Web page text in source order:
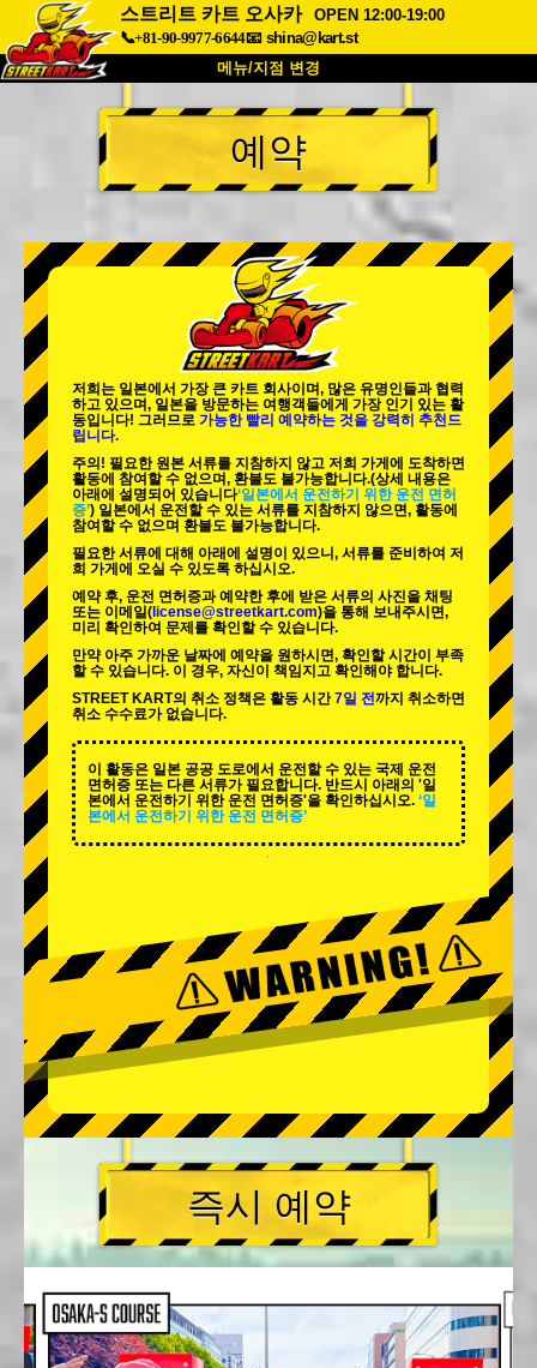
스트리트 카트 오사카
OPEN 12:00-19:00
📞+81-90-9977-6644📧 shina@kart.st
메뉴/지점 변경
최상단
소개 사양 가격
회사 정보 예약
지점 변경
도쿄 시나가와 #1 도쿄 아키하바라#1
도쿄 아키하바라#2
도쿄 시부야 애넥스 도쿄 베이
도쿄 아사쿠사
오키나와
예약
저희는 일본에서 가장 큰 카트 회사이며, 많은 유명인들과 협력
하고 있으며, 일본을 방문하는 여행객들에게 가장 인기 있는 활
동입니다! 그러므로 가능한 빨리 예약하는 것을 강력히 추천드
립니다.
주의! 필요한 원본 서류를 지참하지 않고 저희 가게에 도착하면
활동에 참여할 수 없으며, 환불도 불가능합니다.(상세 내용은
아래에 설명되어 있습니다‘일본에서 운전하기 위한 운전 면허
증’) 일본에서 운전할 수 있는 서류를 지참하지 않으면, 활동에
참여할 수 없으며 환불도 불가능합니다.
필요한 서류에 대해 아래에 설명이 있으니, 서류를 준비하여 저
희 가게에 오실 수 있도록 하십시오.
예약 후, 운전 면허증과 예약한 후에 받은 서류의 사진을 채팅
또는 이메일( license@streetkart.com)을 통해 보내주시면,
미리 확인하여 문제를 확인할 수 있습니다.
만약 아주 가까운 날짜에 예약을 원하시면, 확인할 시간이 부족
할 수 있습니다. 이 경우, 자신이 책임지고 확인해야 합니다.
STREET KART의 취소 정책은 활동 시간7일 전까지 취소하면
취소 수수료가 없습니다.
이 활동은 일본 공공 도로에서 운전할 수 있는 국제 운전
면허증 또는 다른 서류가 필요합니다. 반드시 아래의 '일
본에서 운전하기 위한 운전 면허증'을 확인하십시오. ‘일
본에서 운전하기 위한 운전 면허증’
즉시 예약